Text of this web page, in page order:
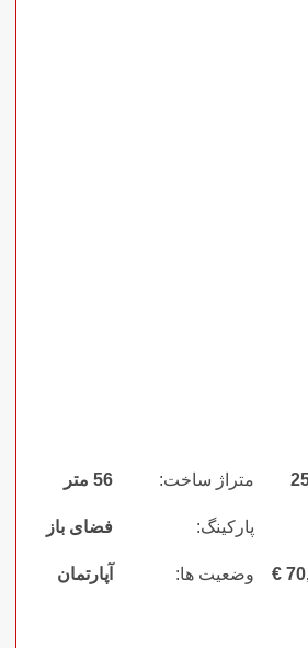
متراژ ساخت: 56 متر
پارکینگ: فضای باز
€ وضعیت ها: آپارتمان